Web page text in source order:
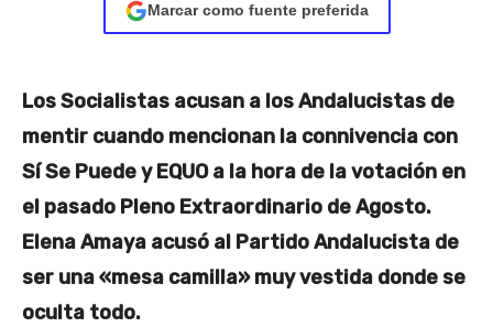
Marcar como fuente preferida
Los Socialistas acusan a los Andalucistas de
mentir cuando mencionan la connivencia con
Sí Se Puede y EQUO a la hora de la votación en
el pasado Pleno Extraordinario de Agosto.
Elena Amaya acusó al Partido Andalucista de
ser una «mesa camilla» muy vestida donde se
oculta todo.